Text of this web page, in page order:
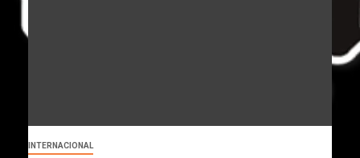
INTERNACIONAL